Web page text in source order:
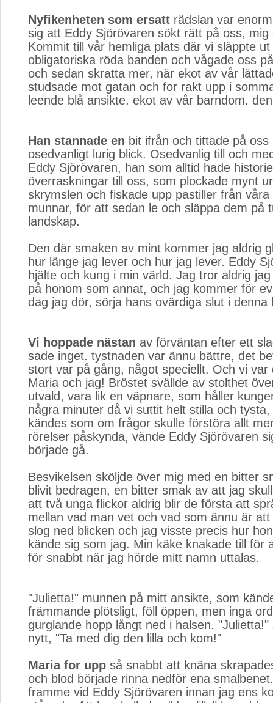
Nyfikenheten som ersatt rädslan var
sig att Eddy Sjörövaren sökt rätt på oss, mig
Kommit till vår hemliga plats där vi släppte
obligatoriska röda banden och vågade oss
och sedan skratta mer, när ekot av vår
studsade mot gatan och for rakt upp i
leende blå ansikte. ekot av vår barndom.
Han stannade en bit ifrån och tittade på oss
osedvanligt lurig blick. Osedvanlig till och
Eddy Sjörövaren, han som alltid hade
överraskningar till oss, som plockade mynt
skrymslen och fiskade upp pastiller från våra
munnar, för att sedan le och släppa dem på
landskap.
Den där smaken av mint kommer jag aldrig
hur länge jag lever och hur jag lever. Eddy
hjälte och kung i min värld. Jag tror aldrig
på honom som annat, och jag kommer för
dag jag dör, sörja hans ovärdiga slut i denna
Vi hoppade nästan av förväntan efter ett
sade inget. tystnaden var ännu bättre, det
stort var på gång, något speciellt. Och vi var
Maria och jag! Bröstet svällde av stolthet
utvald, vara lik en väpnare, som håller
några minuter då vi suttit helt stilla och
kändes som om frågor skulle förstöra allt
rörelser påskynda, vände Eddy Sjörövaren
började gå.
Besvikelsen sköljde över mig med en bitter
blivit bedragen, en bitter smak av att jag
att två unga flickor aldrig blir de första att
mellan vad man vet och vad som ännu är
slog ned blicken och jag visste precis hur
kände sig som jag. Min käke knakade till för
för snabbt när jag hörde mitt namn uttalas.
"Julietta!" munnen på mitt ansikte, som
främmande plötsligt, föll öppen, men inga
gurglande hopp långt ned i halsen. "Julietta!"
nytt, "Ta med dig den lilla och kom!"
Maria for upp så snabbt att knäna
och blod började rinna nedför ena
framme vid Eddy Sjörövaren innan jag ens